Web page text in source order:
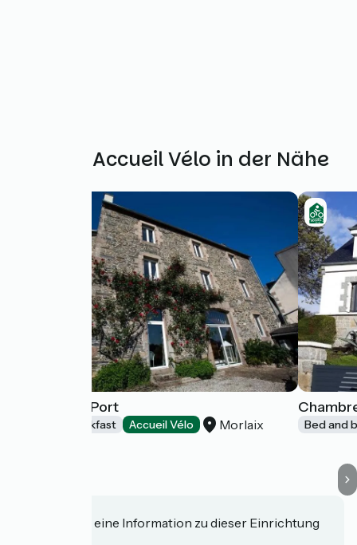
Weitere Accueil Vélo in der Nähe
Le Logis du Port
Bed and breakfast Accueil Vélo Morlaix Bed and
Haben Sie eine Information zu dieser Einrichtung